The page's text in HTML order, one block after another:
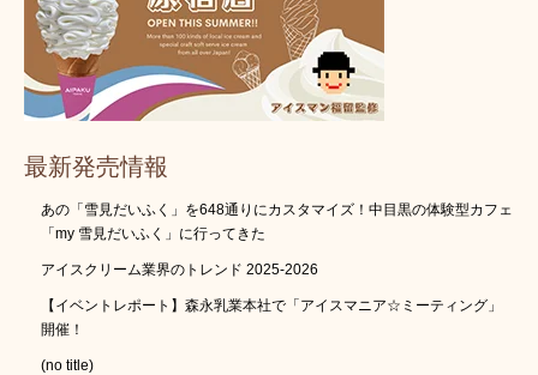
最新発売情報
あの「雪見だいふく」を648通りにカスタマイズ！中目黒の体験型カフェ
「my 雪見だいふく」に行ってきた
アイスクリーム業界のトレンド 2025-2026
【イベントレポート】森永乳業本社で「アイスマニア☆ミーティング」
開催！
(no title)